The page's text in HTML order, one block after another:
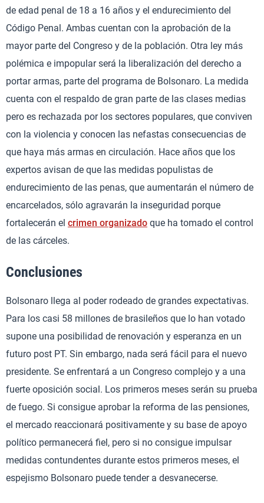
de edad penal de 18 a 16 años y el endurecimiento del
Código Penal. Ambas cuentan con la aprobación de la
mayor parte del Congreso y de la población. Otra ley más
polémica e impopular será la liberalización del derecho a
portar armas, parte del programa de Bolsonaro. La medida
cuenta con el respaldo de gran parte de las clases medias
pero es rechazada por los sectores populares, que conviven
con la violencia y conocen las nefastas consecuencias de
que haya más armas en circulación. Hace años que los
expertos avisan de que las medidas populistas de
endurecimiento de las penas, que aumentarán el número de
encarcelados, sólo agravarán la inseguridad porque
fortalecerán el crimen organizado que ha tomado el control
de las cárceles.
Conclusiones
Bolsonaro llega al poder rodeado de grandes expectativas.
Para los casi 58 millones de brasileños que lo han votado
supone una posibilidad de renovación y esperanza en un
futuro post PT. Sin embargo, nada será fácil para el nuevo
presidente. Se enfrentará a un Congreso complejo y a una
fuerte oposición social. Los primeros meses serán su prueba
de fuego. Si consigue aprobar la reforma de las pensiones,
el mercado reaccionará positivamente y su base de apoyo
político permanecerá fiel, pero si no consigue impulsar
medidas contundentes durante estos primeros meses, el
espejismo Bolsonaro puede tender a desvanecerse.